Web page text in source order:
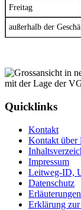
Freitag
außerhalb der
Quicklinks
Kontakt
Kontakt über
Impressum
Leitweg-ID,
Datenschutz
Erklärung